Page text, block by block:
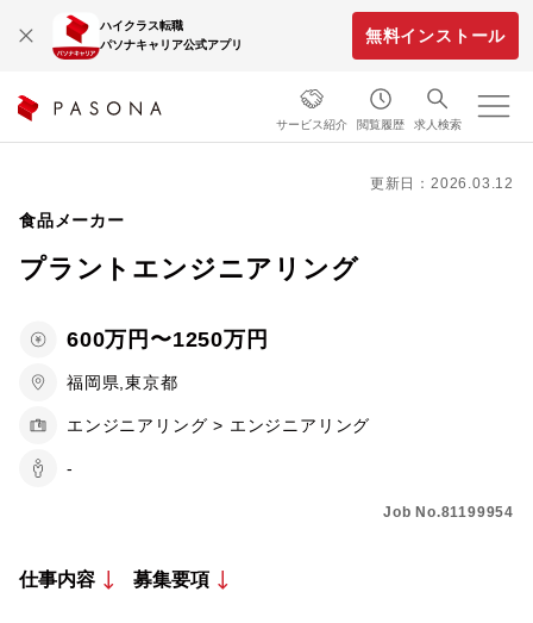
ハイクラス転職
パソナキャリア公式アプリ
無料インストール
サービス紹介 閲覧履歴 求人検索
更新日：2026.03.12
食品メーカー
プラントエンジニアリング
600万円〜1250万円
福岡県,東京都
エンジニアリング > エンジニアリング
-
Job No.81199954
仕事内容 募集要項